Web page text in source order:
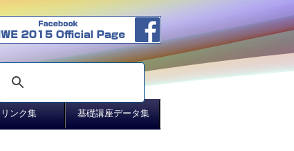
リンク集 基礎講座データ集